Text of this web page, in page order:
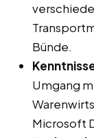
Bünde.
Umgang
Microsoft